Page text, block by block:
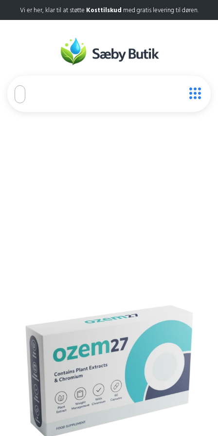
Vi er her, klar til at støtte Kosttilskud med gratis levering til døren.